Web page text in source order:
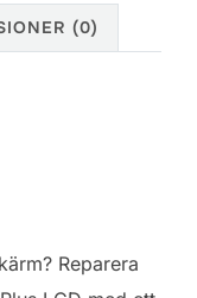
(0)
Reparera